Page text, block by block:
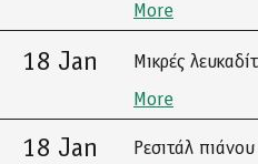
More
18 Jan
Μικρές
More
18 Jan
Ρεσιτάλ